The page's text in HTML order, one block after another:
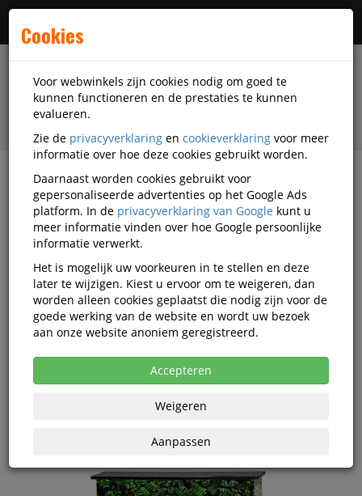
filter
Presentatiemiddelen Displays
Beurswanden
DiscountOffice
DiscountOffice Print voor Counter
Fabric ECO
Korting vanaf aankoop 2 eenheden, zieprijsoverzicht
Cookies
Voor webwinkels zijn cookies nodig om goed te
kunnen functioneren en de prestaties te kunnen
evalueren.
Zie de privacyverklaring en cookieverklaring voor meer
informatie over hoe deze cookies gebruikt worden.
Daarnaast worden cookies gebruikt voor
gepersonaliseerde advertenties op het Google Ads
platform. In de privacyverklaring van Google kunt u
meer informatie vinden over hoe Google persoonlijke
informatie verwerkt.
Het is mogelijk uw voorkeuren in te stellen en deze
later te wijzigen. Kiest u ervoor om te weigeren, dan
worden alleen cookies geplaatst die nodig zijn voor de
goede werking van de website en wordt uw bezoek
aan onze website anoniem geregistreerd.
Accepteren
Weigeren
Aanpassen